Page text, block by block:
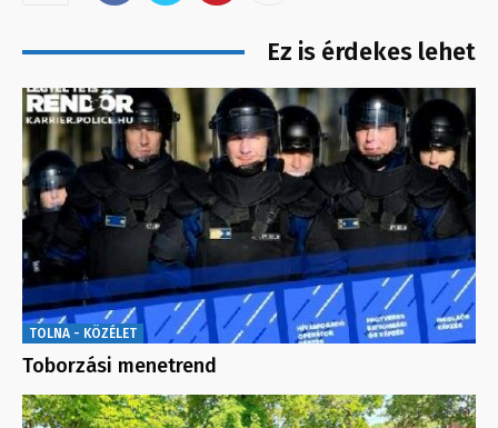
Ez is érdekes lehet
TOLNA - KÖZÉLET
Toborzási menetrend